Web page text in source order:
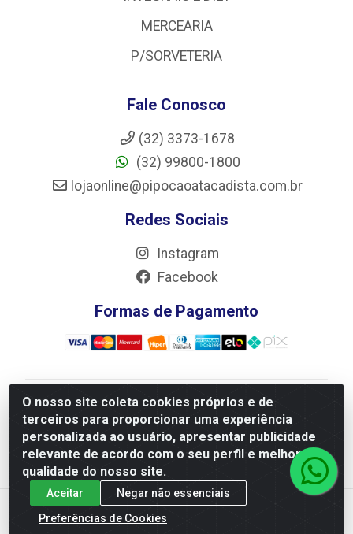
O nosso site coleta cookies próprios e de
terceiros para proporcionar uma experiência
personalizada ao usuário, apresentar publicidade
relevante de acordo com o seu perfil e melhorar a
qualidade do nosso site.
Aceitar
Negar não essenciais
Preferências de Cookies
MERCEARIA
P/SORVETERIA
Fale Conosco
(32) 3373-1678
(32) 99800-1800
lojaonline@pipocaoatacadista.com.br
Redes Sociais
Instagram
Facebook
Formas de Pagamento
JRS Distribuição e Logística LTDA - Rua Antônio do
Sacramento Torga 70, Vila Nossa Senhora de Fatima -
São João Del Rei/MG - CEP 36305-334 - CNPJ
66.194.085/0001-02